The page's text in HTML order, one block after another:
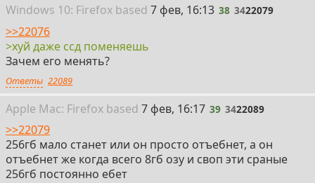
Windows 10: Firefox based 38
7 фев, 16:13 38 3422079
>>22076
>хуй даже ссд поменяешь
Зачем его менять?
Ответы 22089
Apple Mac: Firefox based 39
7 фев, 16:17 39 3422089
>>22079
256гб мало станет или он просто отъебнет, а он
отъебнет же когда всего 8гб озу и своп эти сраные
256гб постоянно ебет